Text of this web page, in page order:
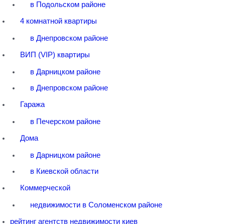
в Подольском районе
4 комнатной квартиры
в Днепровском районе
ВИП (VIP) квартиры
в Дарницком районе
в Днепровском районе
Гаража
в Печерском районе
Дома
в Дарницком районе
в Киевской области
Коммерческой
недвижимости в Соломенском районе
рейтинг агентств недвижимости киев